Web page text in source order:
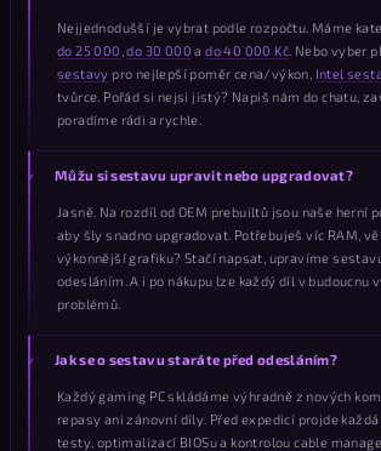
Nejjednodušší je vybrat podle rozpočtu. Máme
do 25 000 ,do 30 000 ado 40 000 Kč . Nebo vyber
sestavy pro nejlepší poměr cena/výkon, Intel
tvůrce. Pořád si nejsi jistý? Napiš nám do chatu,
poradíme rádi a rychle.
Můžu si sestavu upravit nebo upgradovat?
Jasně. Na rozdíl od OEM prebuiltů jsou naše herní
aby šly snadno upgradovat. Potřebuješ víc RAM,
výkonnější grafiku? Stačí napsat, upravíme
odesláním. A i po nákupu lze každý díl v budoucnu
problémů.
Jak se o sestavu staráte před odesláním?
Každý gaming PC skládáme výhradně z nových
repasy ani zánovní díly. Před expedicí projde
testy, optimalizací BIOSu a kontrolou cable